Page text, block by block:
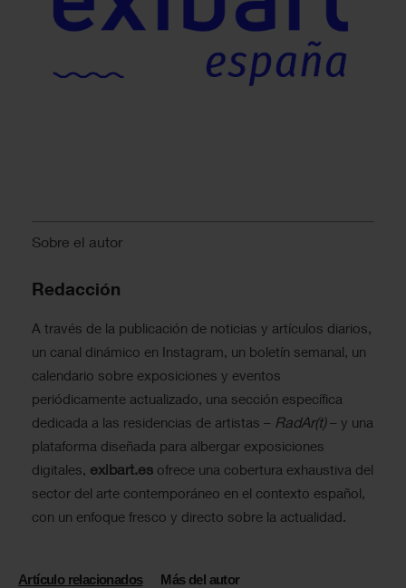
Sobre el autor
Redacción
A través de la publicación de noticias y artículos diarios,
un canal dinámico en Instagram, un boletín semanal, un
calendario sobre exposiciones y eventos
periódicamente actualizado, una sección específica
dedicada a las residencias de artistas – RadAr(t)– y una
plataforma diseñada para albergar exposiciones
digitales, exibart.es ofrece una cobertura exhaustiva del
sector del arte contemporáneo en el contexto español,
con un enfoque fresco y directo sobre la actualidad.
Artículo relacionados Más del autor